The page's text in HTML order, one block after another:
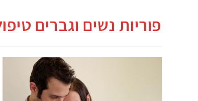
פוריות נשים וגברים